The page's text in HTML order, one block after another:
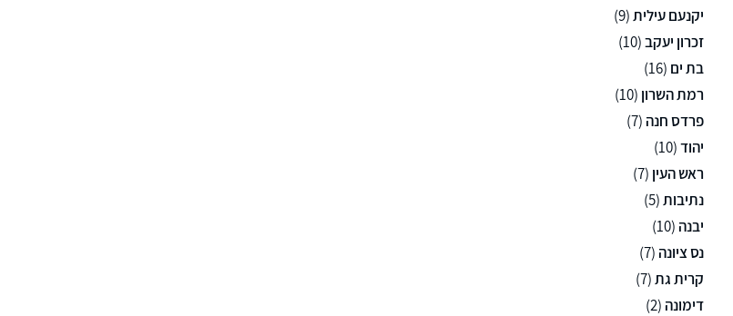
יקנעם עילית(9)
זכרון יעקב(10)
בת ים (16)
רמת השרון (10)
פרדס חנה (7)
יהוד(10)
ראש העין (7)
נתיבות(5)
יבנה (10)
נס ציונה (7)
קרית גת(7)
דימונה (2)